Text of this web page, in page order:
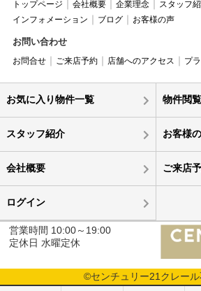
トップページ 会社概要 企業理念
スタッフ
インフォメーション
ブログ お客様の声
お問い合わせ
お問合せ ご来店予約 店舗へのアクセス プ
お気に入り物件一覧 物件閲
スタッフ紹介 お客様
会社概要 ご来店
ログイン
営業時間 10:00～19:00
定休日 水曜定休
©センチュリー21クレー